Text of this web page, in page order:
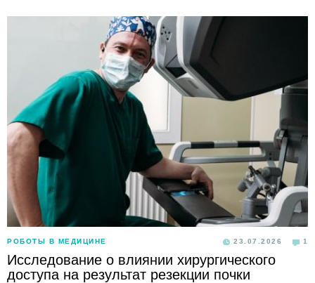
РОБОТЫ В МЕДИЦИНЕ 23.07.2026 1
Исследование о влиянии хирургического
доступа на результат резекции почки